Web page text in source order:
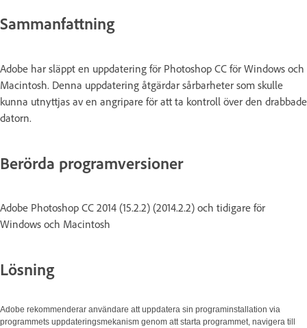
Sammanfattning
Adobe har släppt en uppdatering för Photoshop CC för Windows och
Macintosh. Denna uppdatering åtgärdar sårbarheter som skulle
kunna utnyttjas av en angripare för att ta kontroll över den drabbade
datorn.
Berörda programversioner
Adobe Photoshop CC 2014 (15.2.2) (2014.2.2) och tidigare för
Windows och Macintosh
Lösning
Adobe rekommenderar användare att uppdatera sin programinstallation via
programmets uppdateringsmekanism genom att starta programmet, navigera till